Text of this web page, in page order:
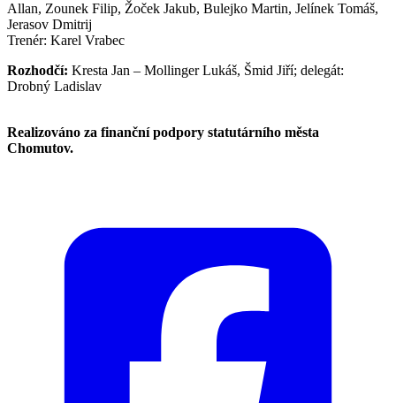
Allan, Zounek Filip, Žoček Jakub, Bulejko Martin, Jelínek Tomáš,
Jerasov Dmitrij
Trenér: Karel Vrabec
Rozhodčí: Kresta Jan – Mollinger Lukáš, Šmid Jiří; delegát:
Drobný Ladislav
Realizováno za finanční podpory statutárního města
Chomutov.